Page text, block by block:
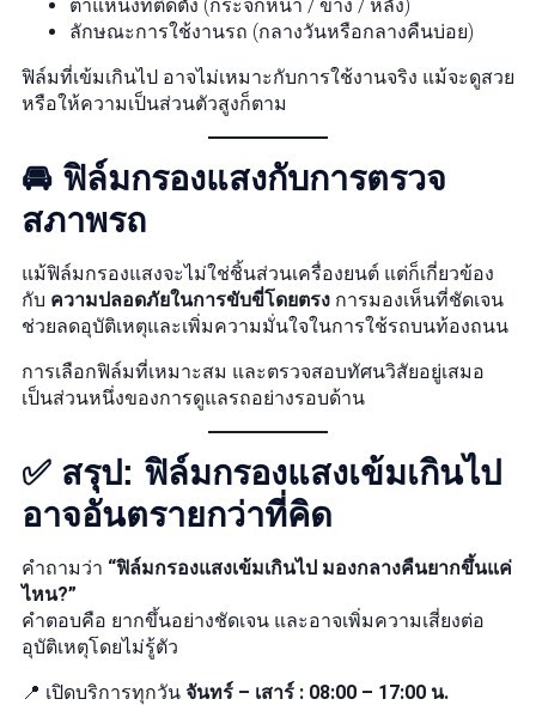
ตำแหน่งที่ติดตั้ง (กระจกหน้า / ข้าง / หลัง)
ลักษณะการใช้งานรถ (กลางวันหรือกลางคืนบ่อย)
ฟิล์มที่เข้มเกินไป อาจไม่เหมาะกับการใช้งานจริง แม้จะดูสวย
หรือให้ความเป็นส่วนตัวสูงก็ตาม
🚘 ฟิล์มกรองแสงกับการตรวจ
สภาพรถ
แม้ฟิล์มกรองแสงจะไม่ใช่ชิ้นส่วนเครื่องยนต์ แต่ก็เกี่ยวข้อง
กับ ความปลอดภัยในการขับขี่โดยตรง การมองเห็นที่ชัดเจน
ช่วยลดอุบัติเหตุและเพิ่มความมั่นใจในการใช้รถบนท้องถนน
การเลือกฟิล์มที่เหมาะสม และตรวจสอบทัศนวิสัยอยู่เสมอ
เป็นส่วนหนึ่งของการดูแลรถอย่างรอบด้าน
✅ สรุป: ฟิล์มกรองแสงเข้มเกินไป
อาจอันตรายกว่าที่คิด
คำถามว่า “ฟิล์มกรองแสงเข้มเกินไป มองกลางคืนยากขึ้นแค่
ไหน?”
คำตอบคือ ยากขึ้นอย่างชัดเจน และอาจเพิ่มความเสี่ยงต่อ
อุบัติเหตุโดยไม่รู้ตัว
📍 เปิดบริการทุกวัน จันทร์ – เสาร์ : 08:00 – 17:00 น.